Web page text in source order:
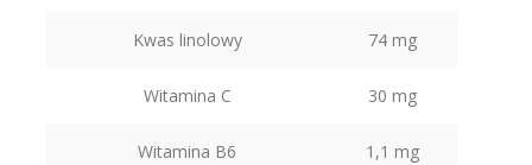
Kwas linolowy 74 mg
Witamina C 30 mg
Witamina B6 1,1 mg